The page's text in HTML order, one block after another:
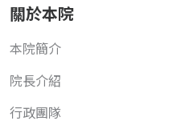
關於本院
本院簡介
院長介紹
行政團隊